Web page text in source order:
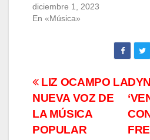
diciembre 1, 2023
En «Música»
Navegación
de
entradas
LIZ OCAMPO LA
NUEVA VOZ DE
LA MÚSICA
POPULAR